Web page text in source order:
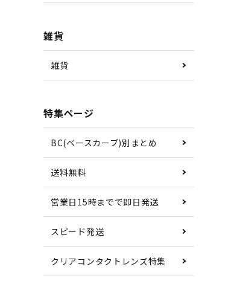
雑貨
雑貨
特集ページ
BC(ベースカーブ)別まとめ
送料無料
営業日15時までで即日発送
スピード発送
クリアコンタクトレンズ特集